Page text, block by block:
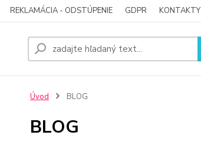
REKLAMÁCIA - ODSTÚPENIE GDPR KONTAKTY
Úvod BLOG
BLOG